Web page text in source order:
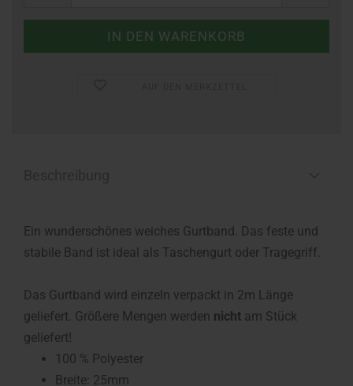
Ein wunderschönes weiches Gurtband. Das feste und
stabile Band ist ideal als Taschengurt oder Tragegriff.
Das Gurtband wird einzeln verpackt in 2m Länge
geliefert. Größere Mengen werden nicht am Stück
geliefert!
100 % Polyester
Breite: 25mm